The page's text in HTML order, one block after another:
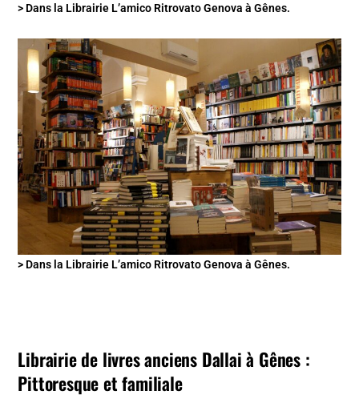
> Dans la Librairie L’amico Ritrovato Genova à Gênes.
> Dans la Librairie L’amico Ritrovato Genova à Gênes.
Librairie de livres anciens Dallai à Gênes :
Pittoresque et familiale